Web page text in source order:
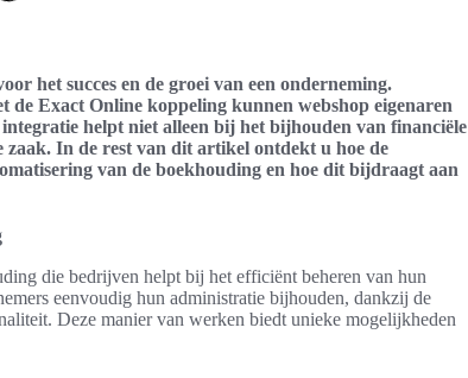
het succes en de groei van een onderneming.
Exact Online koppeling kunnen webshop eigenaren
helpt niet alleen bij het bijhouden van financiële
zaak. In de rest van dit artikel ontdekt u hoe de
van de boekhouding en hoe dit bijdraagt aan
die bedrijven helpt bij het efficiënt beheren van hun
eenvoudig hun administratie bijhouden, dankzij de
Deze manier van werken biedt unieke mogelijkheden